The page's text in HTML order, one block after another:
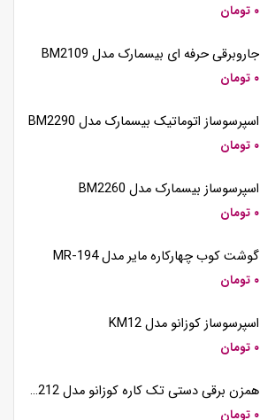
۰ تومان
جاروبرقی حرفه ای بیسمارک مدل BM2109
۰ تومان
اسپرسوساز اتوماتیک بیسمارک مدل BM2290
۰ تومان
اسپرسوساز بیسمارک مدل BM2260
۰ تومان
گوشت کوب چهارکاره مایر مدل MR-194
۰ تومان
اسپرسوساز کوزانو مدل KM12
۰ تومان
همزن برقی دستی تک کاره کوزانو مدل HM212
۰ تومان